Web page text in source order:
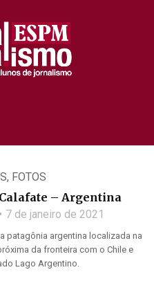
, FOTOS
– Argentina
7 de janeiro de 2021
patagônia argentina localizada na
da fronteira com o Chile e
Lago Argentino.